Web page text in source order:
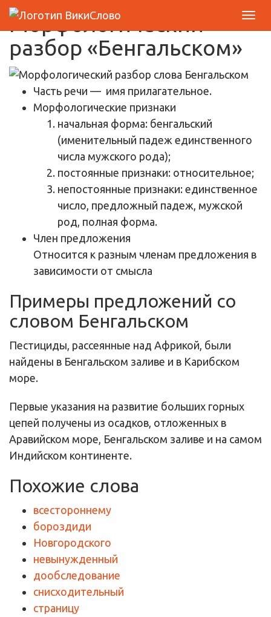
Морфологический
разбор «Бенгальском»
Часть речи — имя прилагательное.
Морфологические признаки
начальная форма: бенгальский
(именительный падеж единственного
числа мужского рода);
постоянные признаки: относительное;
непостоянные признаки: единственное
число, предложный падеж, мужской
род, полная форма.
Член предложения
Относится к разным членам предложения в
зависимости от смысла
Примеры предложений со
словом Бенгальском
Пестициды, рассеянные над Африкой, были
найдены в Бенгальском заливе и в Карибском
море.
Первые указания на развитие больших горных
цепей получены из осадков, отложенных в
Аравийском море, Бенгальском заливе и на самом
Индийском континенте.
Похожие слова
всестороннему
бороздиди
Новгородского
невынужденный
дообследование
снисходительный
страницу